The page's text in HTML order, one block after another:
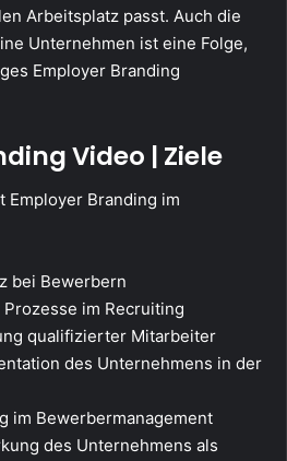
Arbeitsplatz passt. Auch die
Unternehmen ist eine Folge,
Employer Branding
Video | Ziele
Employer Branding im
bei Bewerbern
im Recruiting
qualifizierter Mitarbeiter
des Unternehmens in der
im Bewerbermanagement
des Unternehmens als